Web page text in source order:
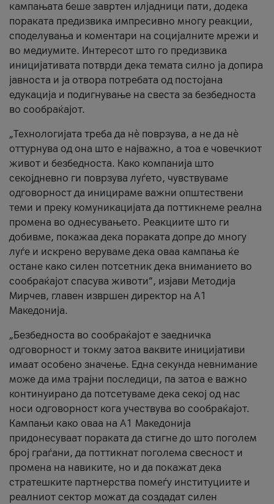
кампањата беше завртен илјадници пати, додека
пораката предизвика импресивно многу реакции,
споделувања и коментари на социјалните мрежи и
во медиумите. Интересот што го предизвика
иницијативата потврди дека темата силно ја допира
јавноста и ја отвора потребата од постојана
едукација и подигнување на свеста за безбедноста
во сообраќајот.
„Технологијата треба да нè поврзува, а не да нè
оттурнува од она што е најважно, а тоа е човечкиот
живот и безбедноста. Како компанија што
секојдневно ги поврзува луѓето, чувствуваме
одговорност да иницираме важни општествени
теми и преку комуникацијата да поттикнеме реална
промена во однесувањето. Реакциите што ги
добивме, покажаа дека пораката допре до многу
луѓе и искрено веруваме дека оваа кампања ќе
остане како силен потсетник дека вниманието во
сообраќајот спасува животи“, изјави Методија
Мирчев, главен извршен директор на А1
Македонија.
„Безбедноста во сообраќајот е заедничка
одговорност и токму затоа ваквите иницијативи
имаат особено значење. Една секунда невнимание
може да има трајни последици, па затоа е важно
континуирано да потсетуваме дека секој од нас
носи одговорност кога учествува во сообраќајот.
Кампањи како оваа на A1 Македонија
придонесуваат пораката да стигне до што поголем
број граѓани, да поттикнат поголема свесност и
промена на навиките, но и да покажат дека
стратешките партнерства помеѓу институциите и
реалниот сектор можат да создадат силен